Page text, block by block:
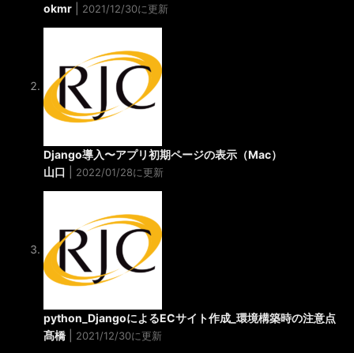
okmr
2021/12/30に更新
Django導入〜アプリ初期ページの表示（Mac）
山口
2022/01/28に更新
python_DjangoによるECサイト作成_環境構築時の注意点
髙橋
2021/12/30に更新